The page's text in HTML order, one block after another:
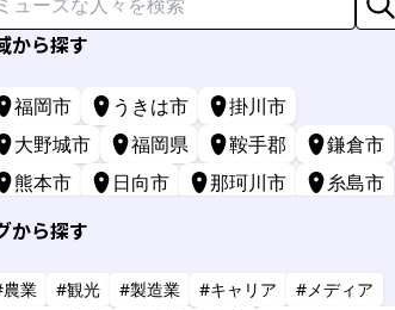
から探す
福岡市 うきは市
掛川市
大野城市
福岡県 鞍手郡
鎌倉市
熊本市
日向市 那珂川市
糸島市
苅田町
から探す
業 #観光 #製造業 #キャリア
#メディア